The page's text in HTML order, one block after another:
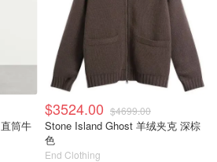
筒牛
$3524.00 $4699.00
Stone Island Ghost 羊绒夹克 深棕
色
End Clothing